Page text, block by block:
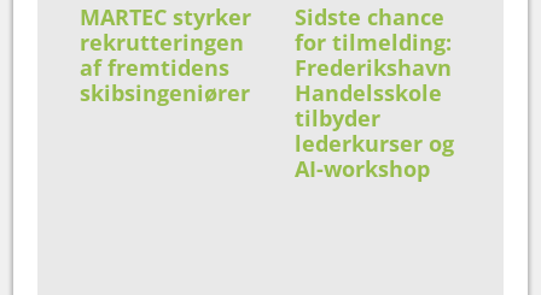
MARTEC styrker
rekrutteringen
af fremtidens
skibsingeniører
Sidste chance
for tilmelding:
Frederikshavn
Handelsskole
tilbyder
lederkurser og
AI-workshop